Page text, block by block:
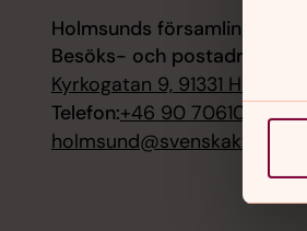
Holmsunds församling
Besöks- och postadress:
Kyrkogatan 9, 91331 Holmsund
Telefon:+46 90 706100
holmsund@svenskakyrkan.se